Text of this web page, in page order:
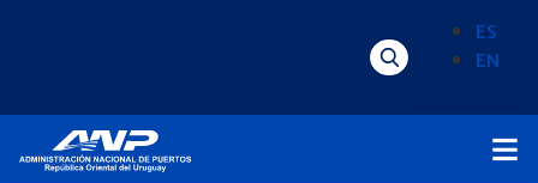
idioma
(Content)
ES
EN
Menú
Principal